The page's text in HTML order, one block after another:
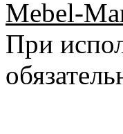
Mebel-
При